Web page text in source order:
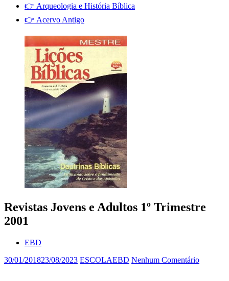
👉 Arqueologia e História Bíblica
👉 Acervo Antigo
Revistas Jovens e Adultos 1º Trimestre
2001
EBD
30/01/201823/08/2023 ESCOLAEBD Nenhum Comentário